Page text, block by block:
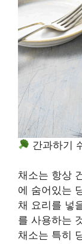
간과하기
채소는 항상
에 숨어있는
채 요리를 넣
를 사용하는
채소는 특히